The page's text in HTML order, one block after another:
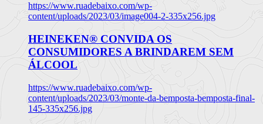
https://www.ruadebaixo.com/wp-
content/uploads/2023/03/image004-2-335x256.jpg
HEINEKEN® CONVIDA OS
CONSUMIDORES A BRINDAREM SEM
ÁLCOOL
https://www.ruadebaixo.com/wp-
content/uploads/2023/03/monte-da-bemposta-bemposta-final-
145-335x256.jpg